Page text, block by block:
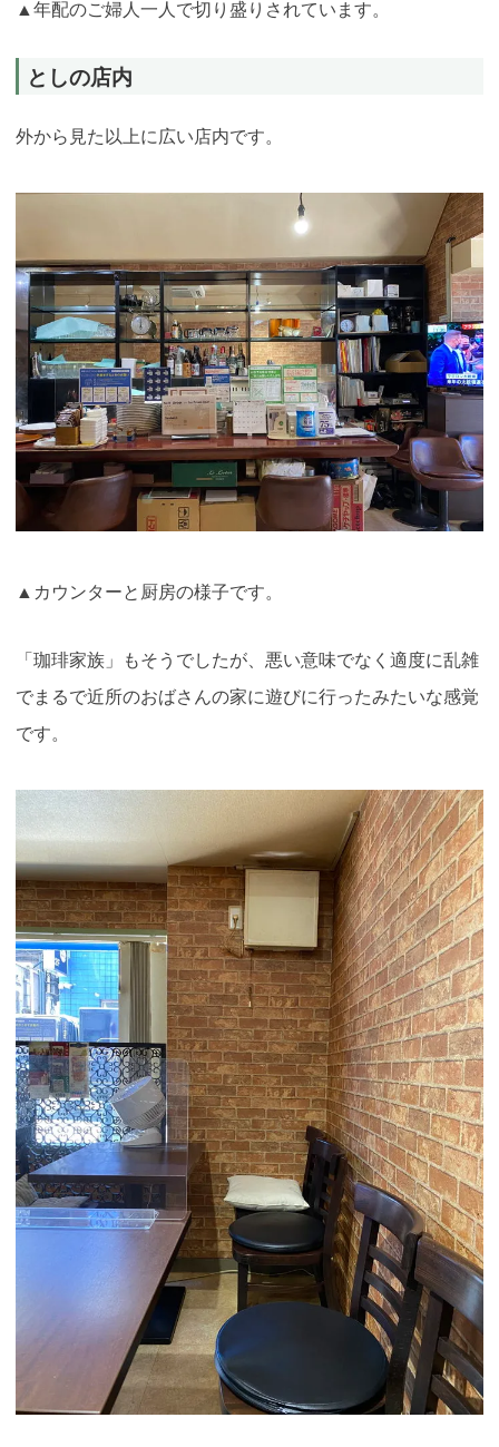
▲年配のご婦人一人で切り盛りされています。
としの店内
外から見た以上に広い店内です。
▲カウンターと厨房の様子です。
「珈琲家族」もそうでしたが、悪い意味でなく適度に乱雑
でまるで近所のおばさんの家に遊びに行ったみたいな感覚
です。